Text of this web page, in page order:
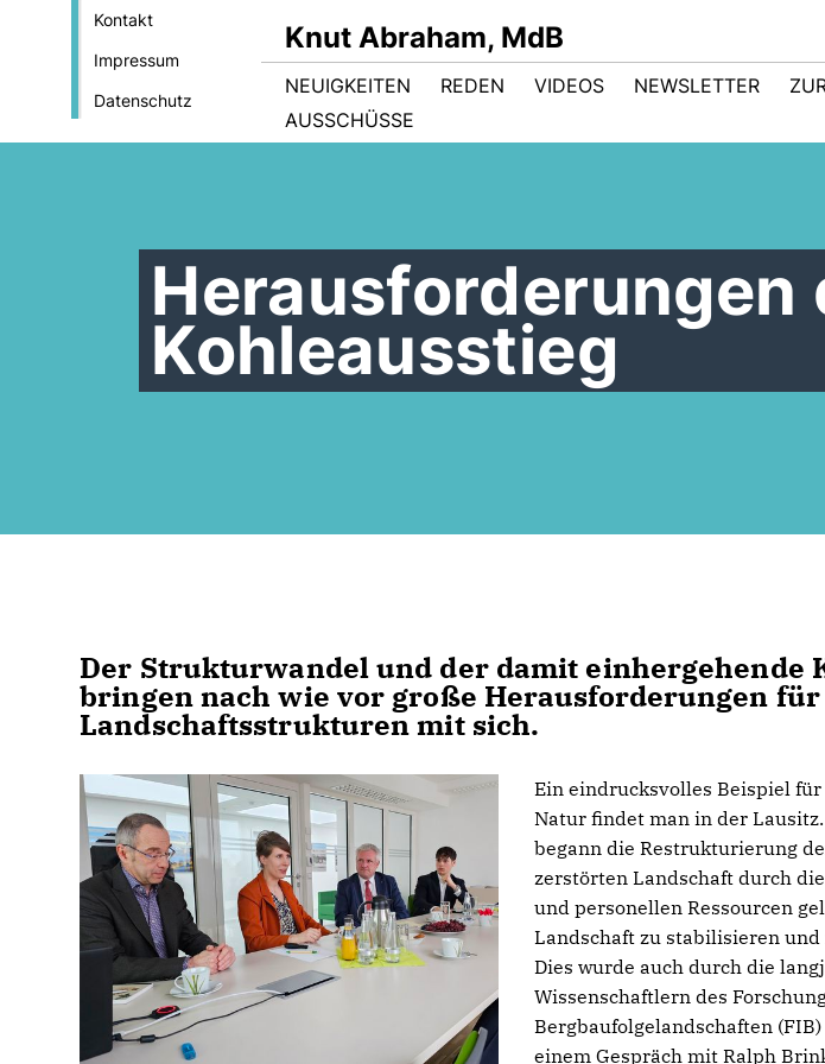
Kontakt
Impressum
Datenschutz
Knut Abraham, MdB
NEUIGKEITEN REDEN VIDEOS NEWSLETTER
AUSSCHÜSSE
Herausforderungen
Kohleausstieg
Der Strukturwandel und der damit einhergehende
bringen nach wie vor große Herausforderungen
Landschaftsstrukturen mit sich.
Ein eindrucksvolles Beispiel
Natur findet man in der
begann die Restrukturierung
zerstörten Landschaft durch
und personellen Ressourcen
Landschaft zu stabilisieren und
Dies wurde auch durch die
Wissenschaftlern des
Bergbaufolgelandschaften
einem Gespräch mit Ralph